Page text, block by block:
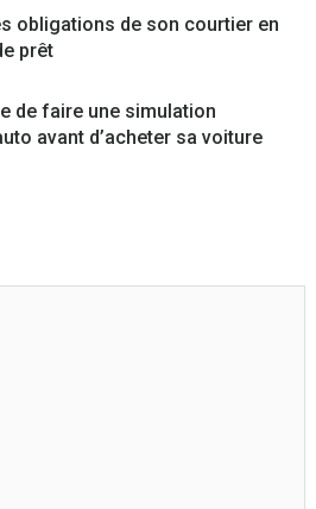
obligations de son courtier en
prêt
de faire une simulation
avant d’acheter sa voiture